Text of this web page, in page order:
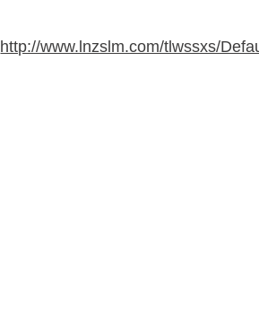
http://www.lnzslm.com/tlwssxs/